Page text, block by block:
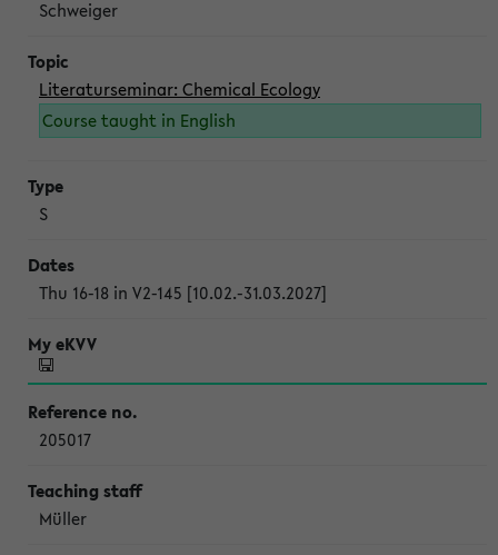
Schweiger
Literaturseminar: Chemical Ecology
Course taught in English
S
Thu 16-18 in V2-145 [10.02.-31.03.2027]
205017
Müller